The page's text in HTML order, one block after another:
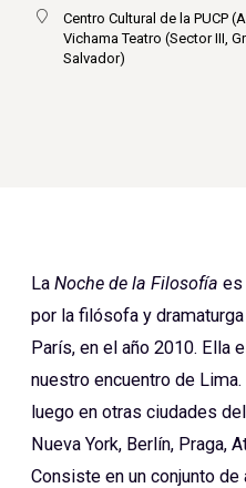
Centro Cultural de la PUCP
Vichama Teatro (Sector III,
Salvador)
La Noche de la Filosofía es
por la filósofa y
París, en el año 2010. Ella
nuestro encuentro de
luego en otras ciudades
Nueva York, Berlín, Praga,
Consiste en un conjunto